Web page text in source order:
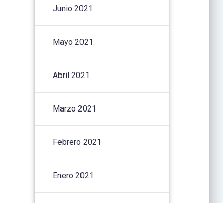
Junio 2021
Mayo 2021
Abril 2021
Marzo 2021
Febrero 2021
Enero 2021